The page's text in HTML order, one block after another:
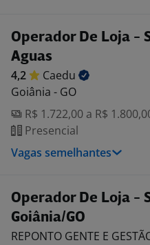
Operador De Loja -
Aguas
4,2
Caedu
Goiânia - GO
R$ 1.722,00 a R$
Presencial
Vagas semelhantes
Operador De Loja -
Goiânia/GO
REPONTO GENTE E